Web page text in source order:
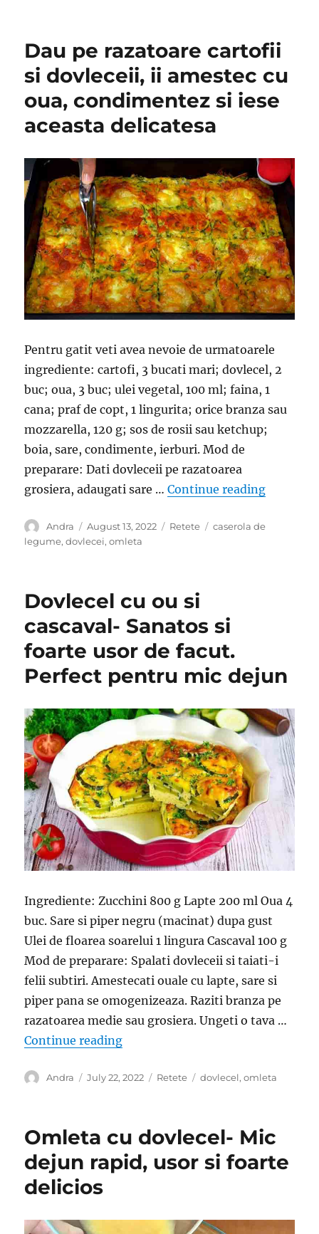
Dau pe razatoare cartofii
si dovleceii, ii amestec cu
oua, condimentez si iese
aceasta delicatesa
Pentru gatit veti avea nevoie de urmatoarele
ingrediente: cartofi, 3 bucati mari; dovlecel, 2
buc; oua, 3 buc; ulei vegetal, 100 ml; faina, 1
cana; praf de copt, 1 lingurita; orice branza sau
mozzarella, 120 g; sos de rosii sau ketchup;
boia, sare, condimente, ierburi. Mod de
preparare: Dati dovleceii pe razatoarea
grosiera, adaugati sare …Continue reading“Dau pe
Author
Andra
Posted
on
August 13, 2022 Categories
Retete Tags
caserola de
legume,dovlecei,omleta
Dovlecel cu ou si
cascaval- Sanatos si
foarte usor de facut.
Perfect pentru mic dejun
Ingrediente: Zucchini 800 g Lapte 200 ml Oua 4
buc. Sare si piper negru (macinat) dupa gust
Ulei de floarea soarelui 1 lingura Cascaval 100 g
Mod de preparare: Spalati dovleceii si taiati-i
felii subtiri. Amestecati ouale cu lapte, sare si
piper pana se omogenizeaza. Raziti branza pe
razatoarea medie sau grosiera. Ungeti o tava …
Continue reading“Dovlecel cu ou si cascaval-
Author
Andra
Posted
July 22, 2022 Categories
Retete Tags
dovlecel,omleta
Omleta cu dovlecel- Mic
dejun rapid, usor si foarte
delicios